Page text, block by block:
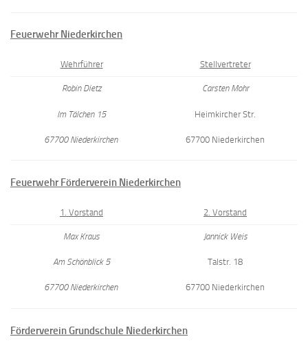
Feuerwehr Niederkirchen
Wehrführer Stellvertreter
Robin Dietz
Im Tälchen 15
67700 Niederkirchen
Carsten Mohr
Heimkircher Str.
67700 Niederkirchen
Feuerwehr Förderverein Niederkirchen
1. Vorstand 2. Vorstand
Max Kraus
Am Schönblick 5
67700 Niederkirchen
Jannick Weis
Talstr. 18
67700 Niederkirchen
Förderverein Grundschule Niederkirchen